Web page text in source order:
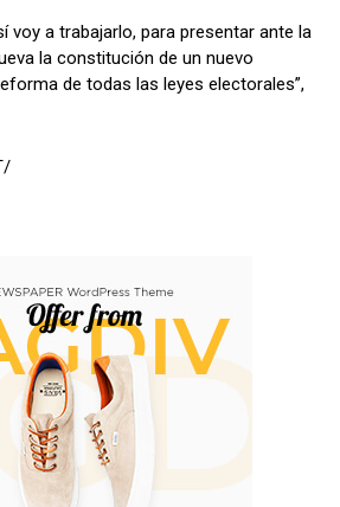
voy a trabajarlo, para presentar ante la
la constitución de un nuevo
de todas las leyes electorales”,